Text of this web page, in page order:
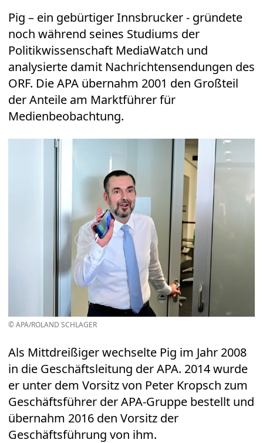
Pig – ein gebürtiger Innsbrucker - gründete
noch während seines Studiums der
Politikwissenschaft MediaWatch und
analysierte damit Nachrichtensendungen des
ORF. Die APA übernahm 2001 den Großteil
der Anteile am Marktführer für
Medienbeobachtung.
© APA/ROLAND SCHLAGER
Als Mittdreißiger wechselte Pig im Jahr 2008
in die Geschäftsleitung der APA. 2014 wurde
er unter dem Vorsitz von Peter Kropsch zum
Geschäftsführer der APA-Gruppe bestellt und
übernahm 2016 den Vorsitz der
Geschäftsführung von ihm.